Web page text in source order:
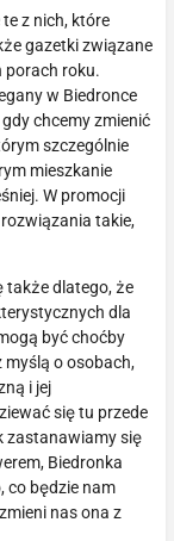
z nich, które
gazetki związane
porach roku.
w Biedronce
chcemy zmienić
szczególnie
mieszkanie
W promocji
takie,
także dlatego, że
dla
być choćby
o osobach,
i jej
się tu przede
zastanawiamy się
Biedronka
co będzie nam
nas ona z